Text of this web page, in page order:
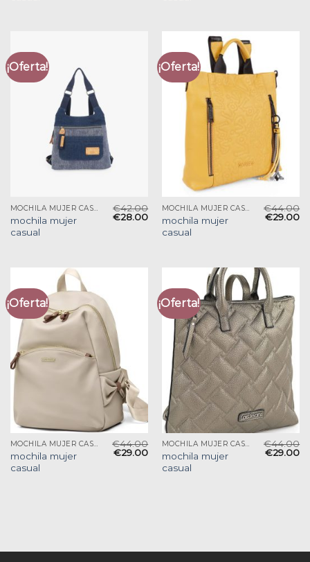
¡Oferta!
MOCHILA MUJER CASUAL
mochila mujer
casual
€42.00
€28.00
¡Oferta!
MOCHILA MUJER CASUAL
mochila mujer
casual
€44.00
€29.00
¡Oferta!
MOCHILA MUJER CASUAL
mochila mujer
casual
€44.00
€29.00
¡Oferta!
MOCHILA MUJER CASUAL
mochila mujer
casual
€44.00
€29.00